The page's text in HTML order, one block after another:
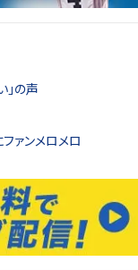
」の声
ァンメロメロ